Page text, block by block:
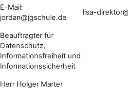
E-Mail:
jordan@jgschule.de
lisa-
Beauftragter für
Datenschutz,
Informationsfreiheit und
Informationssicherheit
Herr Holger Marter